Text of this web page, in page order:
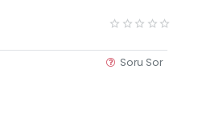
Soru Sor